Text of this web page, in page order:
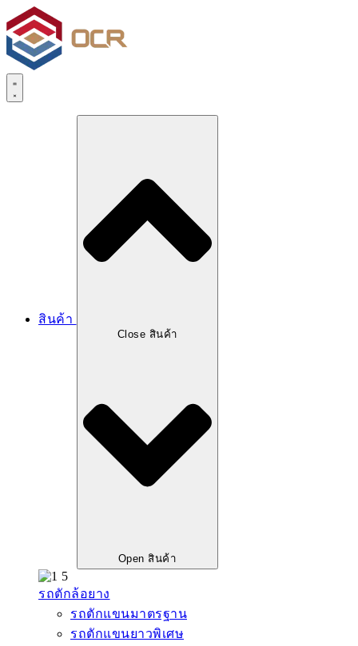
สินค้า
Close สินค้า
Open สินค้า
รถตักล้อยาง
รถตักแขนมาตรฐาน
รถตักแขนยาวพิเศษ